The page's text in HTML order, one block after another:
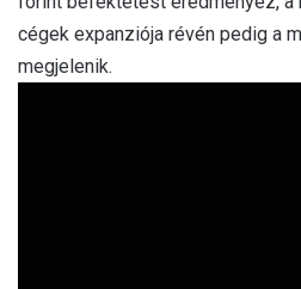
cégek expanziója révén pedig a
megjelenik.